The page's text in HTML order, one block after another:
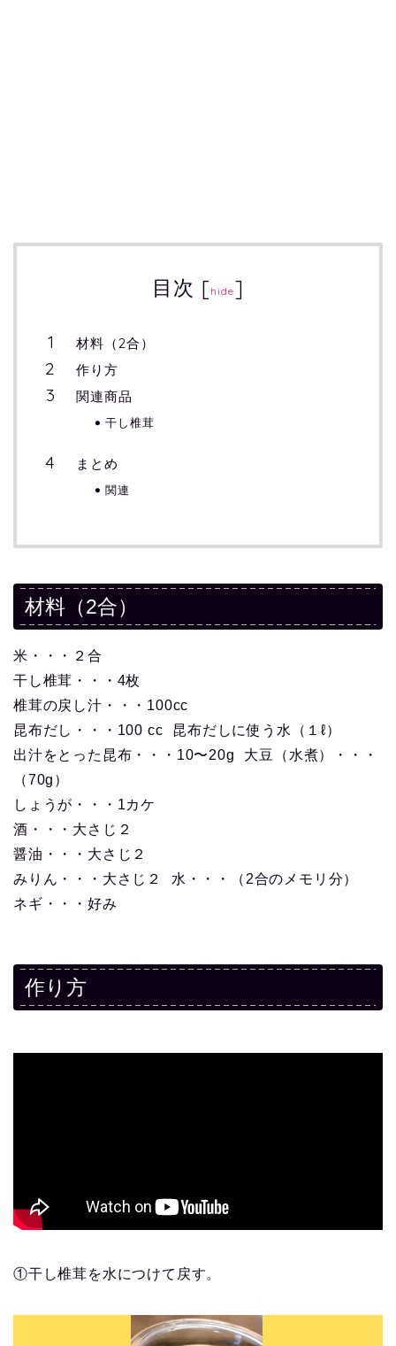
目次 [hide]
材料（2合）
作り方
関連商品
干し椎茸
まとめ
関連
材料（2合）
米・・・２合
干し椎茸・・・4枚
椎茸の戻し汁・・・100cc
昆布だし・・・100 cc 昆布だしに使う水（１ℓ）
出汁をとった昆布・・・10〜20g 大豆（水煮）・・・
（70g）
しょうが・・・1カケ
酒・・・大さじ２
醤油・・・大さじ２
みりん・・・大さじ２ 水・・・（2合のメモリ分）
ネギ・・・好み
作り方
①干し椎茸を水につけて戻す。